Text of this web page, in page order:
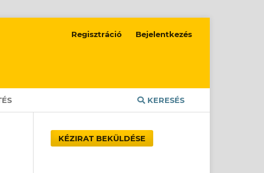
KERESÉS
Regisztráció Bejelentkezés
KÉZIRAT BEKÜLDÉSE